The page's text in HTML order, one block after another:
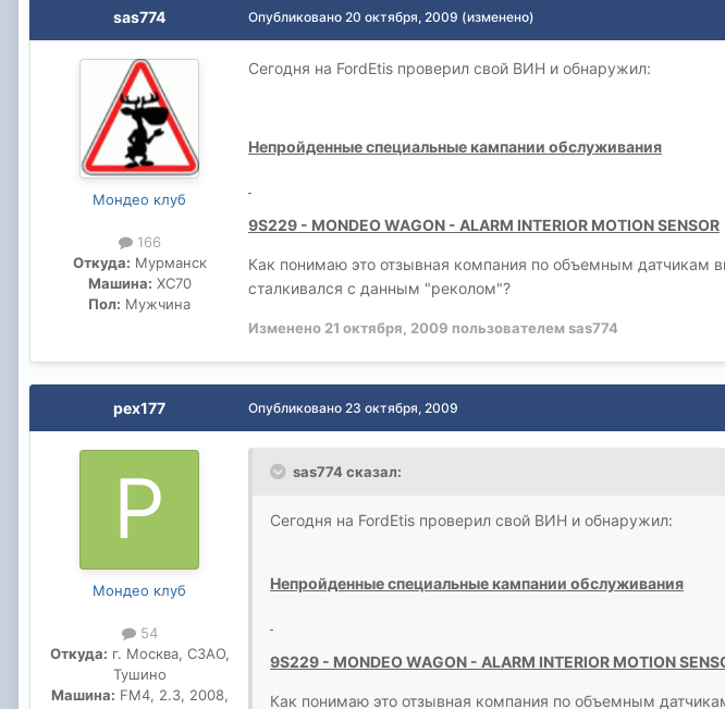
sas774
Мондео клуб
166
Откуда: Мурманск
Машина: XC70
Пол: Мужчина
Опубликовано 20 октября, 2009 (изменено)
Сегодня на FordEtis проверил свой ВИН и обнаружил:
Непройденные специальные кампании обслуживания
9S229 - MONDEO WAGON - ALARM INTERIOR MOTION SENSOR
Как понимаю это отзывная компания по объемным датчикам
сталкивался с данным "реколом"?
Изменено 21 октября, 2009 пользователем sas774
pex177
Мондео клуб
54
Откуда: г. Москва, СЗАО,
Тушино
Машина: FM4, 2.3, 2008,
Опубликовано 23 октября, 2009
sas774 сказал:
Сегодня на FordEtis проверил свой ВИН и обнаружил:
Непройденные специальные кампании обслуживания
9S229 - MONDEO WAGON - ALARM INTERIOR MOTION
Как понимаю это отзывная компания по объемным